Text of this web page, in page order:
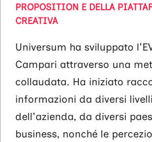
PROPOSITION E DELLA
CREATIVA
Universum ha sviluppato
Campari attraverso una
collaudata. Ha iniziato
informazioni da diversi livelli
dell'azienda, da diversi
business, nonché le